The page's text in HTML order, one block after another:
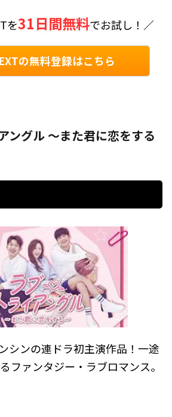
を31日間無料でお試し！／
の無料登録はこちら
ングル ～また君に恋をする
シンの連ドラ初主演作品！一途
ファンタジー・ラブロマンス。